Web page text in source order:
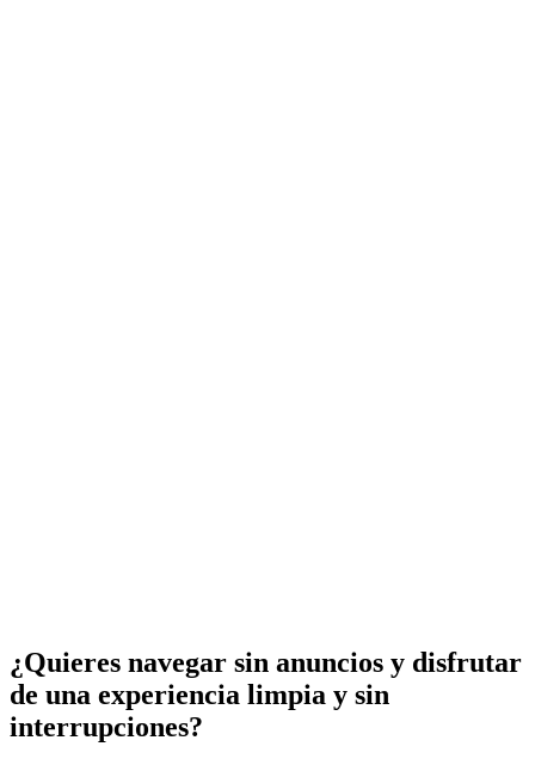
¿Quieres navegar sin anuncios y disfrutar
de una experiencia limpia y sin
interrupciones?